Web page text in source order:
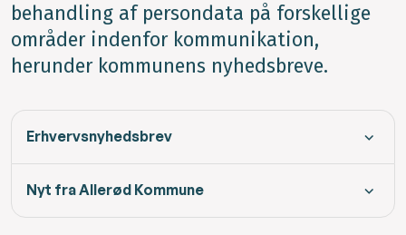
behandling af persondata på forskellige
områder indenfor kommunikation,
herunder kommunens nyhedsbreve.
Erhvervsnyhedsbrev
Nyt fra Allerød Kommune